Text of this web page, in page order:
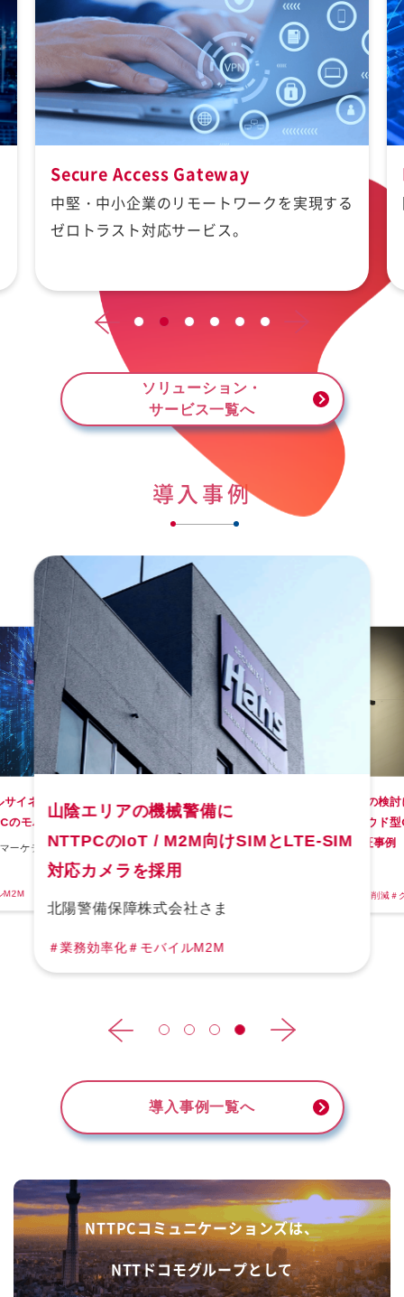
Secure Access Gateway
中堅・中小企業のリモートワークを実現する
ゼロトラスト対応サービス。
ソリューション・
サービス一覧へ
導入事例
ものづくり共創
クラウド for デ
サイネージの配信ネットワーク
のモバイルを採用
ーケティングジャパン株式会社さ
M2M
山陰エリアの機械警備に
NTTPCのIoT / M2M向けSIMとLTE-SIM
対応カメラを採用
北陽警備保障株式会社さま
＃業務効率化＃モバイルM2M
NEW
建築DXにおける将来構想の検
NTTPCのクラウド
ソースを活用した技術検証事例
＃コスト削減＃
中部電力が構築
ジタルツイン ®」
Omniverse™を
中部電力株式会社さ
導入事例一覧へ
NTTPCコミュニケーションズは、
NTTドコモグループとして